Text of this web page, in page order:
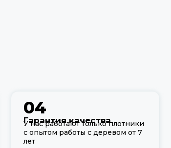
04
Гарантия качества
У нас работают только плотники
с опытом работы с деревом от 7
лет